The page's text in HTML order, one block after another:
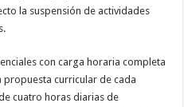
la suspensión de actividades
con carga horaria completa
curricular de cada
cuatro horas diarias de